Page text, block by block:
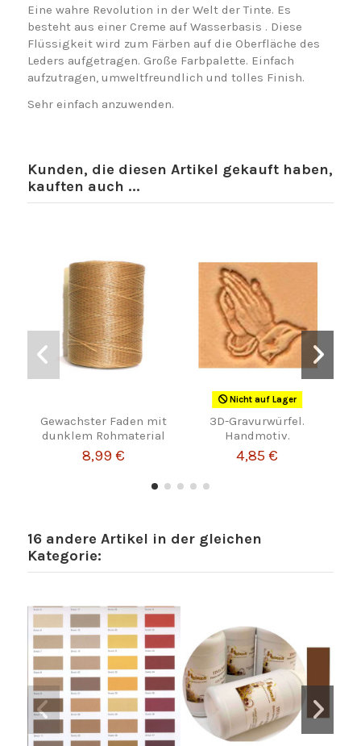
Eine wahre Revolution in der Welt der Tinte. Es
besteht aus einer Creme auf Wasserbasis . Diese
Flüssigkeit wird zum Färben auf die Oberfläche des
Leders aufgetragen. Große Farbpalette. Einfach
aufzutragen, umweltfreundlich und tolles Finish.
Sehr einfach anzuwenden.
Kunden, die diesen Artikel gekauft haben,
kauften auch ...
Gewachster Faden mit
dunklem Rohmaterial
8,99 €
Nicht auf Lager
3D-Gravurwürfel.
Handmotiv.
4,85 €
16 andere Artikel in der gleichen
Kategorie: